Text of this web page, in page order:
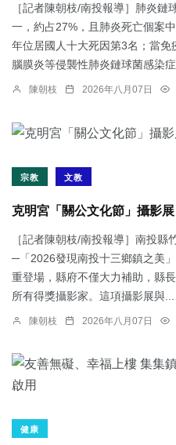
［記者陳朝枝/南投報導］肺炎鏈
一，約占27%，且肺炎死亡個案
年位居國人十大死因第3名；當免
腦膜炎等侵襲性肺炎鏈球菌感染症
陳朝枝 2026年八月07日
宗教 文教
克明宮「關公文化節」攝影
［記者陳朝枝/南投報導］南投
─「2026發現南投十三鄉鎮之美
重登場，縣府不僅大力補助，縣
所有得獎攝影家。這項攝影展與...
陳朝枝 2026年八月07日
健康